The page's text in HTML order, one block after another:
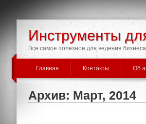
Инструменты
Все самое полезное для ведения
Главная Контакты Об
Архив: Март, 2014